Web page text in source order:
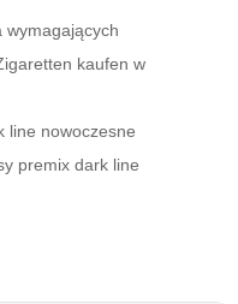
wymagających
kaufen w
line nowoczesne
premix dark line